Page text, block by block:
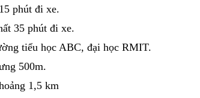
phút đi xe.
35 phút đi xe.
tiểu học ABC, đại học RMIT.
500m.
1,5 km